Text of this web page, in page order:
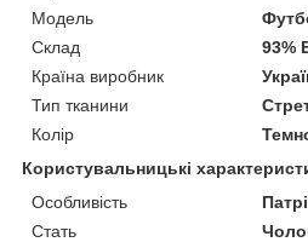
Модель
Склад
93%
Країна виробник
Тип тканини
Колір
Користувальницькі
Особливість
Стать